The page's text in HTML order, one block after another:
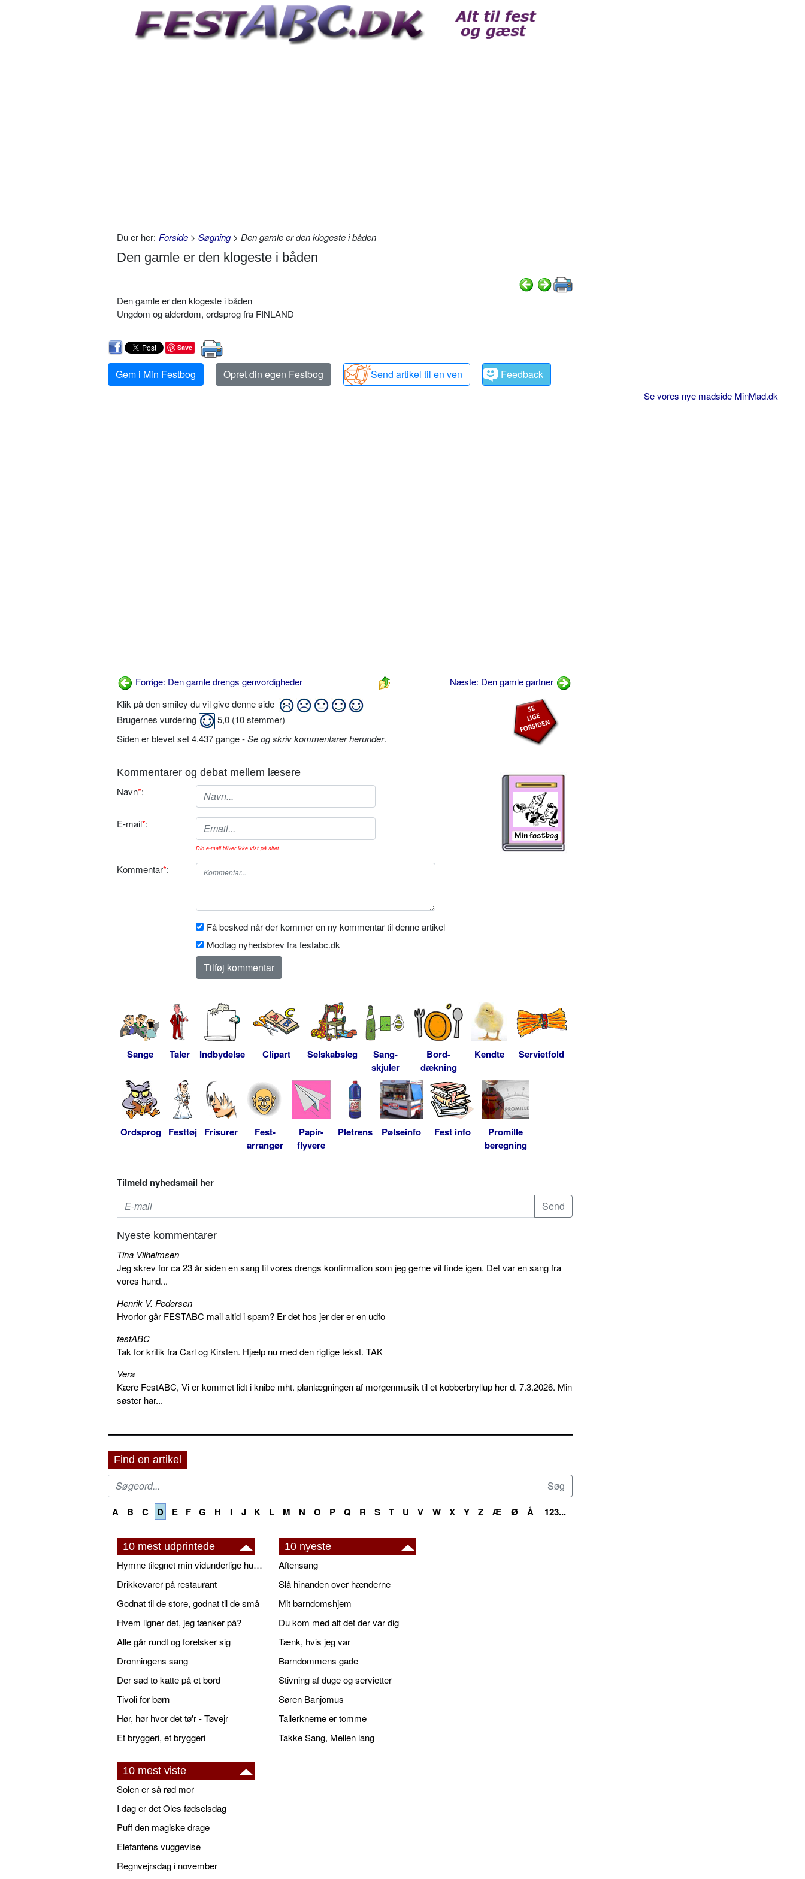
Du er her: Forside > Søgning> Den gamle er den klogeste i båden
Den gamle er den klogeste i båden
Den gamle er den klogeste i båden
Ungdom og alderdom, ordsprog fra FINLAND
Save
Gem i Min Festbog Opret din egen Festbog Send artikel til en ven Feedback
Forrige: Den gamle drengs genvordigheder
Næste: Den gamle gartner
Klik på den smiley du vil give denne side
Brugernes vurdering
5,0 (10stemmer)
Siden er blevet set 4.437 gange -Se og skriv kommentarer herunder.
Kommentarer og debat mellem læsere
Navn*:
E-mail*:
Din e-mail bliver ikke vist på sitet.
Kommentar*:
Få besked når der kommer en ny kommentar til denne artikel
Modtag nyhedsbrev fra festabc.dk
Sange Taler Indbydelse Clipart Selskabsleg
Sang-
skjuler
Bord-
dækning
Kendte Servietfold
Ordsprog Festtøj Frisurer
Fest-
arrangør
Papir-
flyvere
Pletrens Pølseinfo Fest info
Promille
beregning
Tilmeld nyhedsmail her
Nyeste kommentarer
Tina Vilhelmsen
Jeg skrev for ca 23 år siden en sang til vores drengs konfirmation som jeg gerne vil finde igen. Det var en sang fra
vores hund...
Henrik V. Pedersen
Hvorfor går FESTABC mail altid i spam? Er det hos jer der er en udfo
festABC
Tak for kritik fra Carl og Kirsten. Hjælp nu med den rigtige tekst. TAK
Vera
Kære FestABC, Vi er kommet lidt i knibe mht. planlægningen af morgenmusik til et kobberbryllup her d. 7.3.2026. Min
søster har...
Find en artikel
A B C D E F G H I J K L M N O P Q R S T U V W X Y Z Æ Ø Å 123...
10 mest udprintede
Hymne tilegnet min vidunderlige husbond
Drikkevarer på restaurant
Godnat til de store, godnat til de små
Hvem ligner det, jeg tænker på?
Alle går rundt og forelsker sig
Dronningens sang
Der sad to katte på et bord
Tivoli for børn
Hør, hør hvor det tø'r - Tøvejr
Et bryggeri, et bryggeri
10 nyeste
Aftensang
Slå hinanden over hænderne
Mit barndomshjem
Du kom med alt det der var dig
Tænk, hvis jeg var
Barndommens gade
Stivning af duge og servietter
Søren Banjomus
Tallerknerne er tomme
Takke Sang, Mellen lang
10 mest viste
Solen er så rød mor
I dag er det Oles fødselsdag
Puff den magiske drage
Elefantens vuggevise
Regnvejrsdag i november
Se vores nye madside MinMad.dk